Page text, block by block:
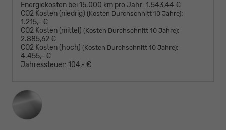
Energiekosten bei 15.000 km pro Jahr: 1.543,44 €
CO2 Kosten (niedrig) (Kosten Durchschnitt 10 Jahre):
1.215,- €
CO2 Kosten (mittel) (Kosten Durchschnitt 10 Jahre):
2.885,62 €
CO2 Kosten (hoch) (Kosten Durchschnitt 10 Jahre):
4.455,- €
Jahressteuer: 104,- €